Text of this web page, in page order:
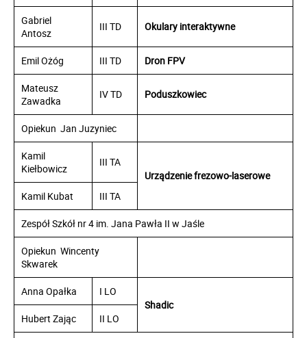
Gabriel
Antosz
III TD Okulary interaktywne
Emil Ożóg III TD Dron FPV
Mateusz
Zawadka
IV TD Poduszkowiec
Opiekun Jan Juzyniec
Kamil
Kiełbowicz
III TA
Urządzenie frezowo-laserowe
Kamil Kubat
III TA
Zespół Szkół nr 4 im. Jana Pawła II w Jaśle
Opiekun Wincenty
Skwarek
Anna Opałka
I LO
Shadic
Hubert Zając
II LO